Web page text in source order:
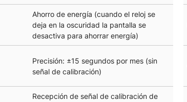
Ahorro de energía (cuando el reloj se
deja en la oscuridad la pantalla se
desactiva para ahorrar energía)
Precisión: ±15 segundos por mes (sin
señal de calibración)
Recepción de señal de calibración de